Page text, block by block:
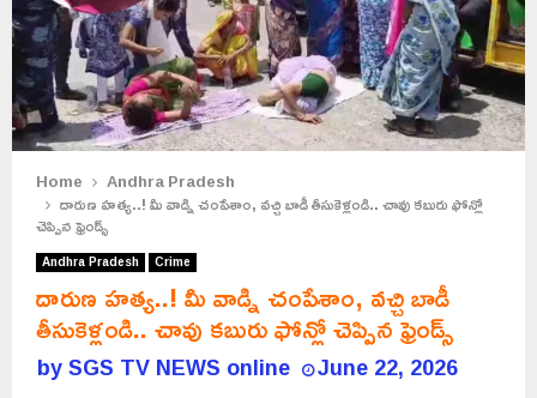
Home Andhra Pradesh
దారుణ హత్య..! మీ వాడ్ని చంపేశాం, వచ్చి బాడీ తీసుకెళ్లండి.. చావు కబురు ఫోన్లో
చెప్పిన ఫ్రెండ్స్
Andhra Pradesh Crime
దారుణ హత్య..! మీ వాడ్ని చంపేశాం, వచ్చి బాడీ
తీసుకెళ్లండి.. చావు కబురు ఫోన్లో చెప్పిన ఫ్రెండ్స్
bySGS TV NEWS online June 22, 2026